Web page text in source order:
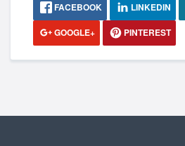
FACEBOOK LINKEDIN
GOOGLE+
PINTEREST